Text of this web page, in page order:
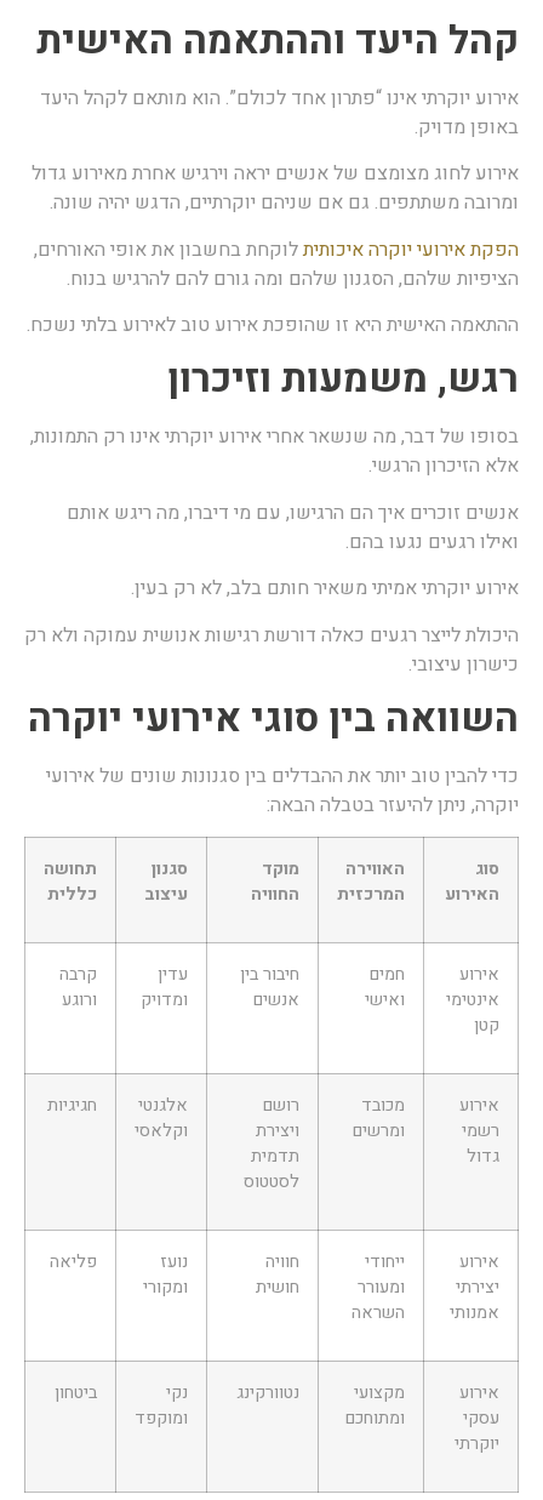
קהל היעד וההתאמה האישית
אירוע יוקרתי אינו “פתרון אחד לכולם”. הוא מותאם לקהל היעד
באופן מדויק.
אירוע לחוג מצומצם של אנשים יראה וירגיש אחרת מאירוע גדול
ומרובה משתתפים. גם אם שניהם יוקרתיים, הדגש יהיה שונה.
הפקת אירועי יוקרה איכותיתלוקחת בחשבון את אופי האורחים,
הציפיות שלהם, הסגנון שלהם ומה גורם להם להרגיש בנוח.
ההתאמה האישית היא זו שהופכת אירוע טוב לאירוע בלתי נשכח.
רגש, משמעות וזיכרון
בסופו של דבר, מה שנשאר אחרי אירוע יוקרתי אינו רק התמונות,
אלא הזיכרון הרגשי.
אנשים זוכרים איך הם הרגישו, עם מי דיברו, מה ריגש אותם
ואילו רגעים נגעו בהם.
אירוע יוקרתי אמיתי משאיר חותם בלב, לא רק בעין.
היכולת לייצר רגעים כאלה דורשת רגישות אנושית עמוקה ולא רק
כישרון עיצובי.
השוואה בין סוגי אירועי יוקרה
כדי להבין טוב יותר את ההבדלים בין סגנונות שונים של אירועי
יוקרה, ניתן להיעזר בטבלה הבאה:
האירוע
האווירה
המרכזית
מוקד
החוויה
סגנון
עיצוב
תחושה
כללית
אירוע
אינטימי
חמים
ואישי
חיבור בין
אנשים
עדין
ומדויק
קרבה
ורוגע
אירוע
רשמי
גדול
מכובד
ומרשים
רושם
ויצירת
תדמית
לסטטוס
אלגנטי
וקלאסי
חגיגיות
אירוע
יצירתי
אמנותי
ייחודי
ומעורר
השראה
חוויה
חושית
נועז
ומקורי
פליאה
אירוע
עסקי
יוקרתי
מקצועי
ומתוחכם
נטוורקינג
ומוקפד
ביטחון